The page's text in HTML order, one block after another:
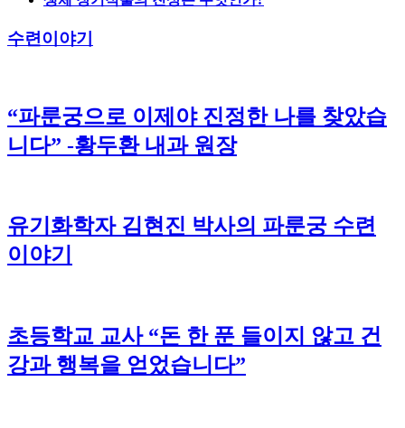
수련이야기
“파룬궁으로 이제야 진정한 나를 찾았습
니다” -황두환 내과 원장
유기화학자 김현진 박사의 파룬궁 수련
이야기
초등학교 교사 “돈 한 푼 들이지 않고 건
강과 행복을 얻었습니다”